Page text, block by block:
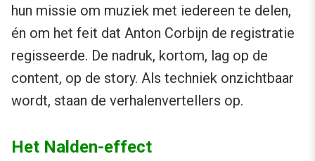
hun missie om muziek met iedereen te delen,
én om het feit dat Anton Corbijn de registratie
regisseerde. De nadruk, kortom, lag op de
content, op de story. Als techniek onzichtbaar
wordt, staan de verhalenvertellers op.
Het Nalden-effect